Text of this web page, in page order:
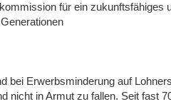
für ein zukunftsfähiges
bei Erwerbsminderung auf
nicht in Armut zu fallen. Seit fast